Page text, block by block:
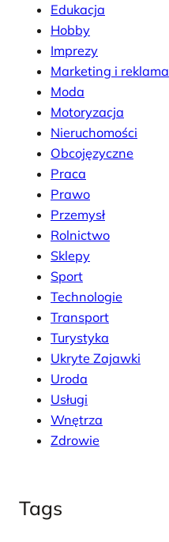
Edukacja
Hobby
Imprezy
Marketing i reklama
Moda
Motoryzacja
Nieruchomości
Obcojęzyczne
Praca
Prawo
Przemysł
Rolnictwo
Sklepy
Sport
Technologie
Transport
Turystyka
Ukryte Zajawki
Uroda
Usługi
Wnętrza
Zdrowie
Tags